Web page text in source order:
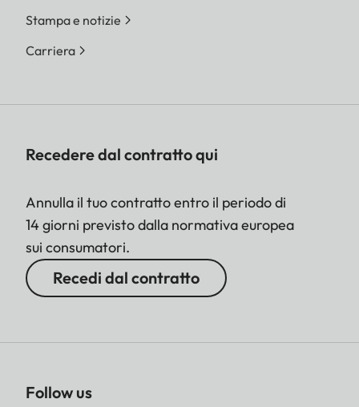
Stampa e notizie
Carriera
Recedere dal contratto qui
Annulla il tuo contratto entro il periodo di
14 giorni previsto dalla normativa europea
sui consumatori.
Recedi dal contratto
Follow us